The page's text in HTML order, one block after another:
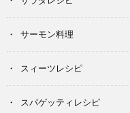
サーモン料理
スィーツレシピ
スパゲッティレシピ